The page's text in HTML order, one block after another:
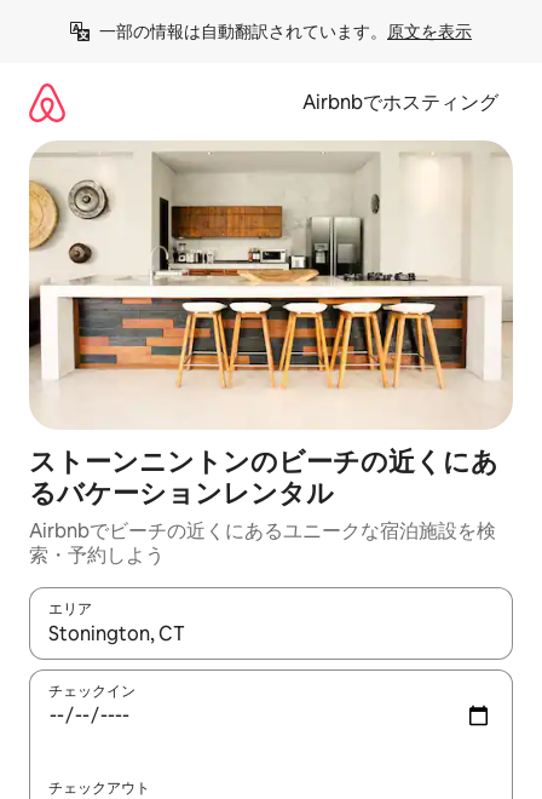
一部の情報は自動翻訳されています。 原文を表示
Airbnbでホスティング
ストーンニントンのビーチの近くにあ
るバケーションレンタル
Airbnbでビーチの近くにあるユニークな宿泊施設を検
索・予約しよう
エリア
検索結果が表示されたら、上下の矢印キーを使って移動するか
チェックイン
チェックアウト